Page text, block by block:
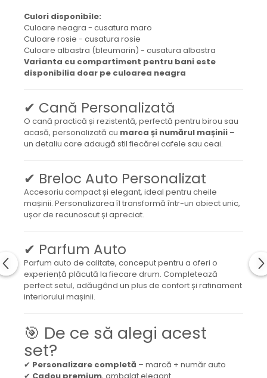
Culori disponibile:
Culoare neagra - cusatura maro
Culoare rosie - cusatura rosie
Culoare albastra (bleumarin) - cusatura albastra
Varianta cu compartiment pentru bani este
disponibilia doar pe culoarea neagra
✔ Cană Personalizată
O cană practică și rezistentă, perfectă pentru birou sau
acasă, personalizată cu marca și numărul mașinii –
un detaliu care adaugă stil fiecărei cafele sau ceai.
✔ Breloc Auto Personalizat
Accesoriu compact și elegant, ideal pentru cheile
mașinii. Personalizarea îl transformă într-un obiect unic,
ușor de recunoscut și apreciat.
✔ Parfum Auto
Parfum auto de calitate, conceput pentru a oferi o
experiență plăcută la fiecare drum. Completează
perfect setul, adăugând un plus de confort și rafinament
interiorului mașinii.
🎯 De ce să alegi acest
set?
✔ Personalizare completă – marcă + număr auto